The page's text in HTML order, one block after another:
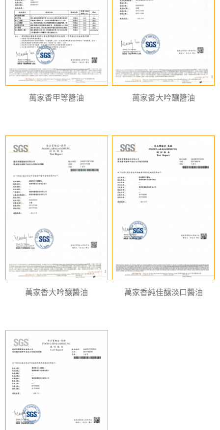
萬家香甲等醬油 萬家香大吟釀醬油
萬家香大吟釀醬油 萬家香純佳釀淡口醬油